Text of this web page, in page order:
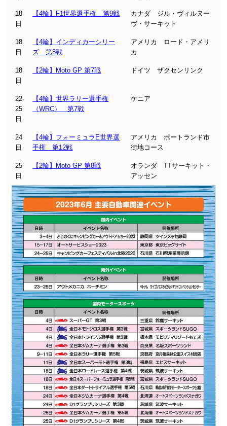
18
日
【4輪】F1世界選手権 第9戦
カナダ ジル・ヴィルヌー
ヴ・サーキット
18
日
【4輪】インディカーシリー
ズ 第8戦
アメリカ ロード・アメリ
カ
18
日
【2輪】Moto GP 第7戦 ドイツ ザクセンリンク
22-
25
日
【4輪】世界ラリー選手権
（WRC） 第7戦
ケニア
24
日
【4輪】フォーミュラE世界選
手権 第12戦
アメリカ ポートランド市
街地コース
25
日
【2輪】Moto GP 第8戦
オランダ TTサーキット・
アッセン